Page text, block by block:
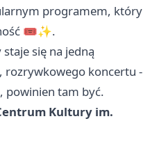
programem, który
🎟️✨.
się na jedną
rozrywkowego koncertu -
powinien tam być.
Kultury im.